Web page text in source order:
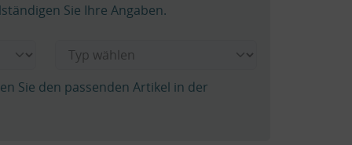
Sie Ihre Angaben.
Sie den passenden Artikel in der